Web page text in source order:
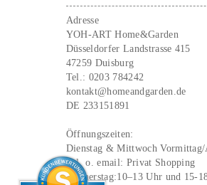
Adresse
YOH-ART Home&Garden
Düsseldorfer Landstrasse 415
47259 Duisburg
Tel.: 0203 784242
kontakt@homeandgarden.de
DE 233151891
Öffnungszeiten:
Dienstag & Mittwoch Vormittag/
Tel. o. email: Privat Shopping
Donnerstag:10–13 Uhr und 15-